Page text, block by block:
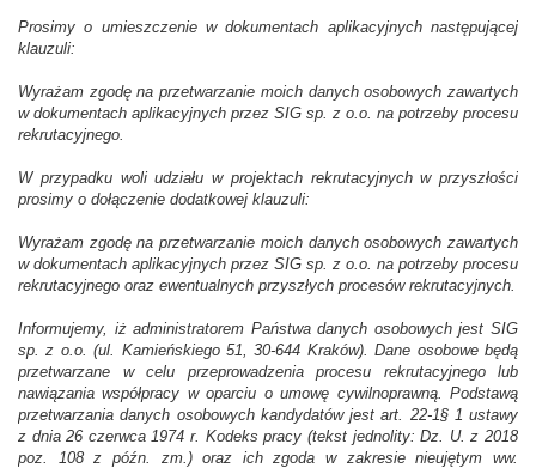
Prosimy o umieszczenie w dokumentach aplikacyjnych następującej
klauzuli:
Wyrażam zgodę na przetwarzanie moich danych osobowych zawartych
w dokumentach aplikacyjnych przez SIG sp. z o.o. na potrzeby procesu
rekrutacyjnego.
W przypadku woli udziału w projektach rekrutacyjnych w przyszłości
prosimy o dołączenie dodatkowej klauzuli:
Wyrażam zgodę na przetwarzanie moich danych osobowych zawartych
w dokumentach aplikacyjnych przez SIG sp. z o.o. na potrzeby procesu
rekrutacyjnego oraz ewentualnych przyszłych procesów rekrutacyjnych.
Informujemy, iż administratorem Państwa danych osobowych jest SIG
sp. z o.o. (ul. Kamieńskiego 51, 30-644 Kraków). Dane osobowe będą
przetwarzane w celu przeprowadzenia procesu rekrutacyjnego lub
nawiązania współpracy w oparciu o umowę cywilnoprawną. Podstawą
przetwarzania danych osobowych kandydatów jest art. 22-1§ 1 ustawy
z dnia 26 czerwca 1974 r. Kodeks pracy (tekst jednolity: Dz. U. z 2018
poz. 108 z późn. zm.) oraz ich zgoda w zakresie nieujętym ww.